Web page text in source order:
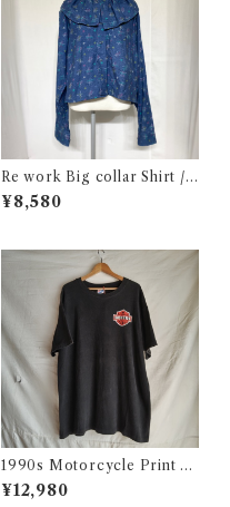
Re work Big collar Shirt /
リワーク ビックカラー シャツ
古着
¥8,580
1990s Motorcycle Print T-
Shirt Size XL / 90年代 ハー
レー バイカー Tシャツ スカル
¥12,980